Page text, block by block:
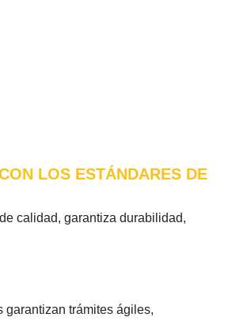
LOS ESTÁNDARES DE
calidad, garantiza durabilidad,
garantizan trámites ágiles,